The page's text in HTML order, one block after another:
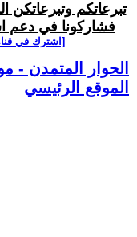
تبرعاتكم وتبرعاتكن
فشاركونا في دعم
[اشترك في
الحوار المتمدن -
الموقع الرئيسي